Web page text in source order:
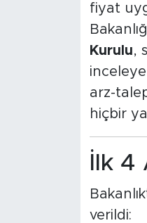
fiyat
Kurulu,
arz-
hiçbir
İlk
verildi: